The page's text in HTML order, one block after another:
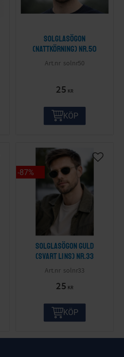
Solglasögon
(nattkörning) nr.50
solnr50
25 KR
KÖP
Solglasögon guld
(svart lins) nr.33
solnr33
25 KR
87%
KÖP